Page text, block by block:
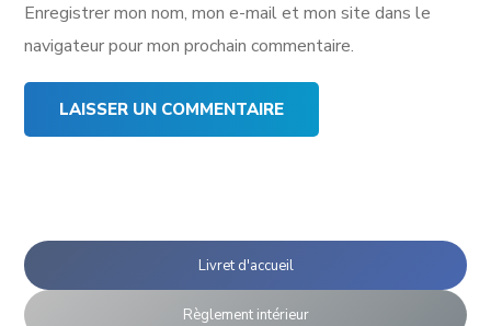
Enregistrer mon nom, mon e-mail et mon site dans le
navigateur pour mon prochain commentaire.
Livret d'accueil
Règlement intérieur